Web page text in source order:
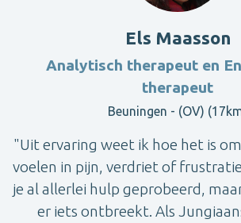
Els Maasson
Analytisch therapeut en
therapeut
Beuningen - (OV)
"Uit ervaring weet ik hoe het is
voelen in pijn, verdriet of
je al allerlei hulp geprobeerd,
er iets ontbreekt. Als